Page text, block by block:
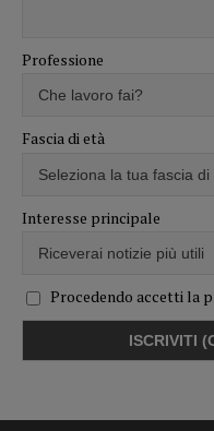
Professione
Fascia di età
Interesse principale
Procedendo accetti la